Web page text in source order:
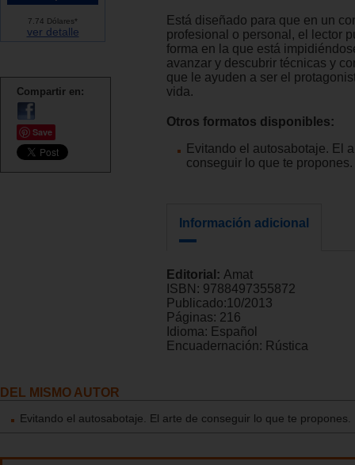
7.74 Dólares*
ver detalle
Compartir en:
Save
Está diseñado para que en un
profesional o personal, el lector
forma en la que está
avanzar y descubrir técnicas y
que le ayuden a ser el
vida.
Otros formatos disponibles:
Evitando el autosabotaje. El
conseguir lo que te propones.
Información adicional
Editorial: Amat
ISBN: 9788497355872
Publicado:10/2013
Páginas: 216
Idioma: Español
Encuadernación: Rústica
DEL MISMO AUTOR
Evitando el autosabotaje. El arte de conseguir lo que te propones.